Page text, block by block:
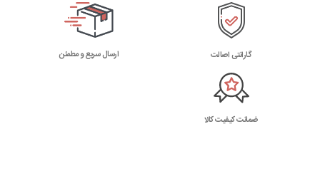
گارانتی اصالت ارسال سریع و مطمئن
ضمانت کیفیت کالا